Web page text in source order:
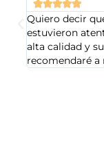

Quiero decir
estuvieron
alta calidad y
recomendaré a